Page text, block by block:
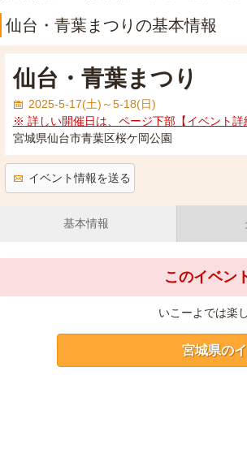
仙台・青葉まつりの基本情報
仙台・青葉まつり
2025-5-17(土)～5-18(日)
※ 詳しい開催日は、ページ下部【イベント詳
宮城県仙台市青葉区桜ケ岡公園
イベント情報を送る
基本情報
このイベン
いこーよでは楽
宮城県の